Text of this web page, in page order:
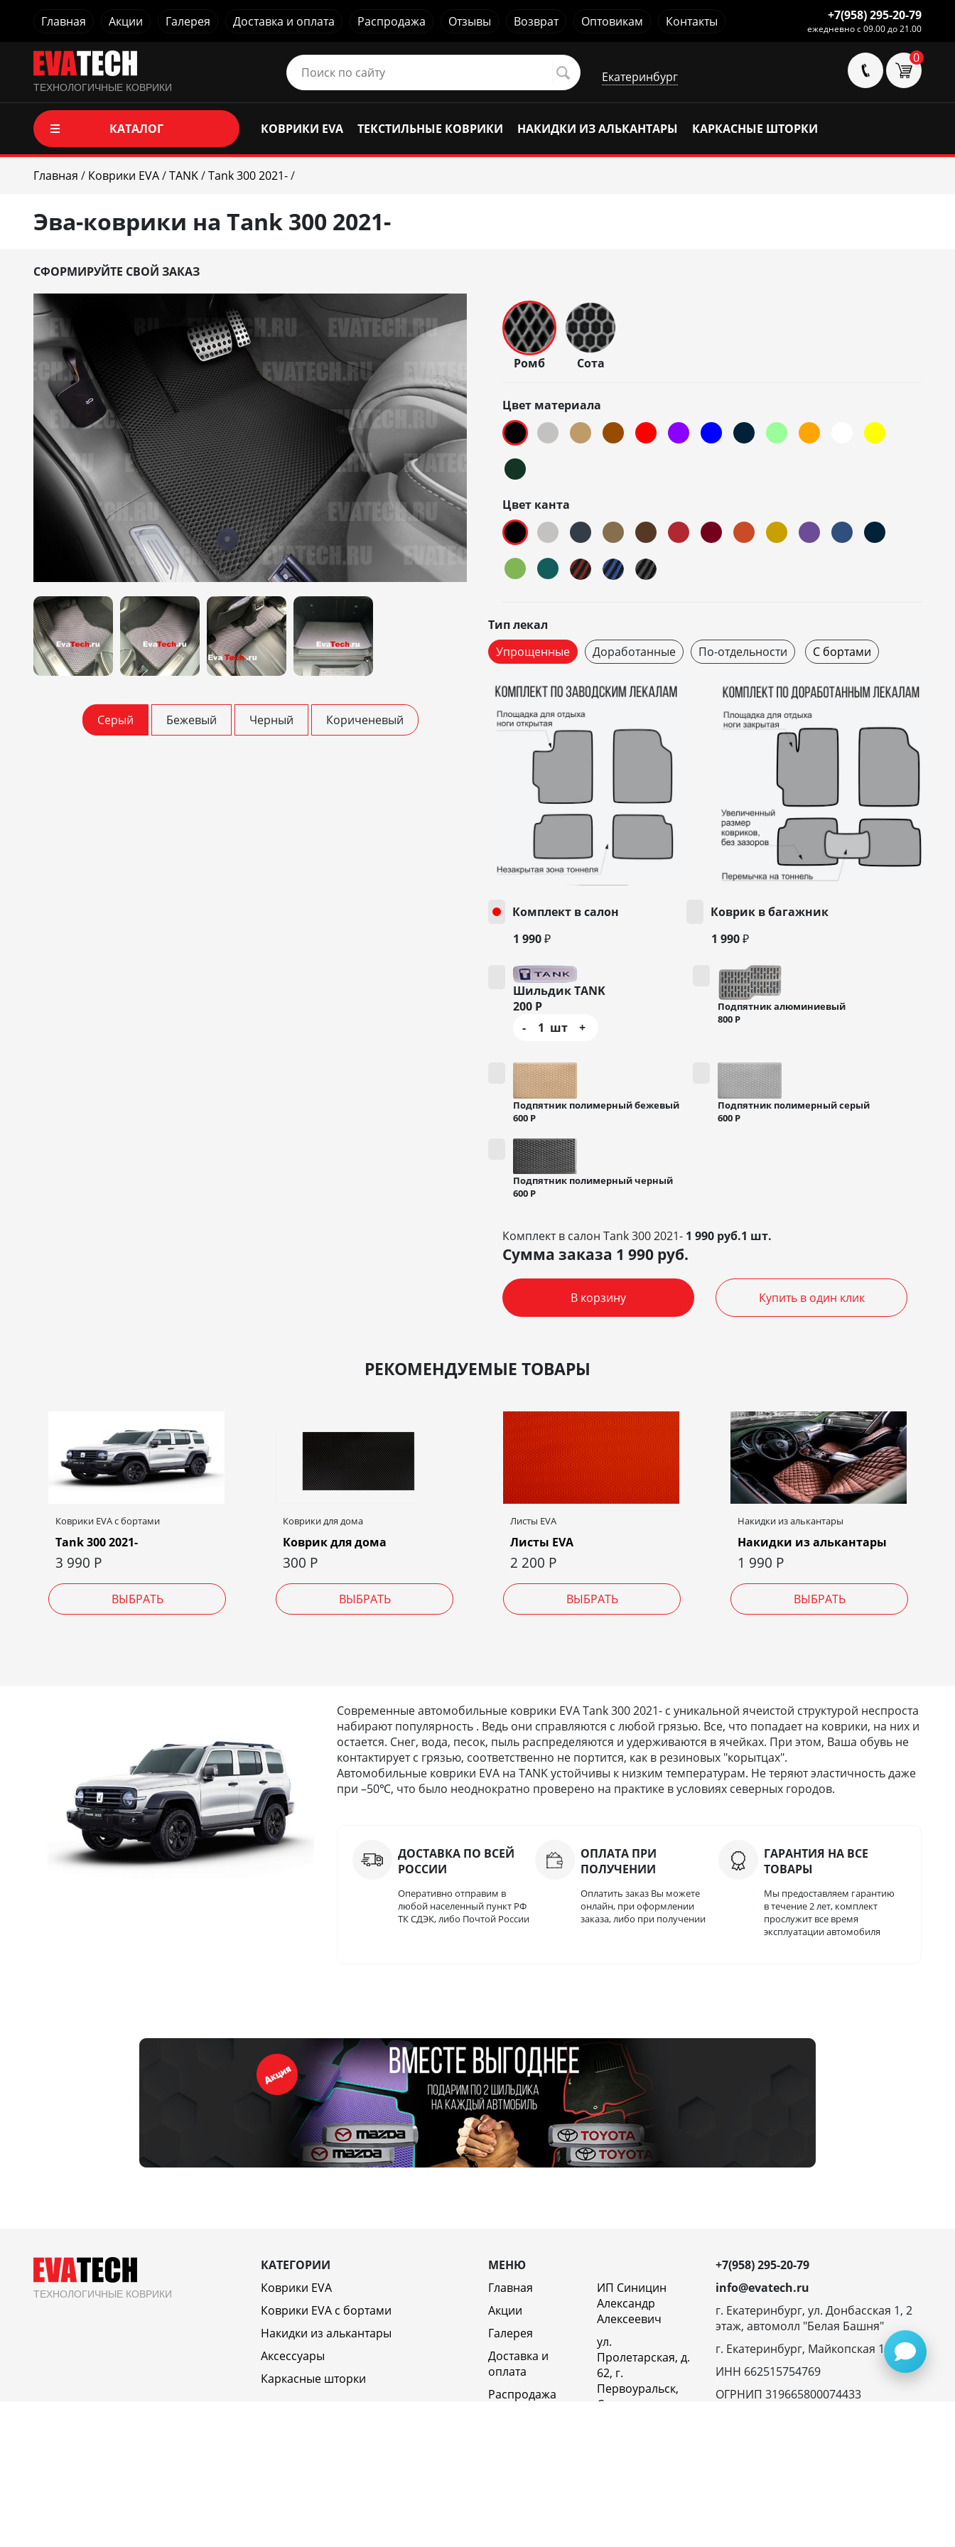
Главная Акции Галерея Доставка и оплата Распродажа Отзывы Возврат Оптовикам Контакты +7(958) 295-20-79
ежедневно с 09.00 до 21.00
ТЕХНОЛОГИЧНЫЕ КОВРИКИ
Екатеринбург
0
КАТАЛОГ КОВРИКИ EVA ТЕКСТИЛЬНЫЕ КОВРИКИ НАКИДКИ ИЗ АЛЬКАНТАРЫ КАРКАСНЫЕ ШТОРКИ
Главная / Коврики EVA/TANK/Tank 300 2021-/
Эва-коврики на Tank 300 2021-
СФОРМИРУЙТЕ СВОЙ ЗАКАЗ
Серый Бежевый Черный Кориченевый
Ромб Сота
Цвет материала
Цвет канта
Тип лекал
Упрощенные
Доработанные По-отдельности С бортами
Комплект в салон
1 990 ₽
Коврик в багажник
1 990 ₽
Шильдик TANK
200 Р
-
1 шт +
Подпятник алюминиевый
800 Р
Подпятник полимерный бежевый
600 Р
Подпятник полимерный серый
600 Р
Подпятник полимерный черный
600 Р
Комплект в салон Tank 300 2021- 1 990 руб.1 шт.
Сумма заказа 1 990 руб.
В корзину Купить в один клик
РЕКОМЕНДУЕМЫЕ ТОВАРЫ
Коврики EVA c бортами
Tank 300 2021-
3 990 Р
ВЫБРАТЬ
Коврики для дома
Коврик для дома
300 Р
ВЫБРАТЬ
Листы EVA
Листы EVA
2 200 Р
ВЫБРАТЬ
Накидки из алькантары
Накидки из алькантары
1 990 Р
ВЫБРАТЬ
Современные автомобильные коврики EVA Tank 300 2021- с уникальной ячеистой структурой неспроста
набирают популярность . Ведь они справляются с любой грязью. Все, что попадает на коврики, на них и
остается. Снег, вода, песок, пыль распределяются и удерживаются в ячейках. При этом, Ваша обувь не
контактирует с грязью, соответственно не портится, как в резиновых "корытцах".
Автомобильные коврики EVA на TANK устойчивы к низким температурам. Не теряют эластичность даже
при –50℃, что было неоднократно проверено на практике в условиях северных городов.
ДОСТАВКА ПО ВСЕЙ
РОССИИ
Оперативно отправим в
любой населенный пункт РФ
ТК СДЭК, либо Почтой России
ОПЛАТА ПРИ
ПОЛУЧЕНИИ
Оплатить заказ Вы можете
онлайн, при оформлении
заказа, либо при получении
ГАРАНТИЯ НА ВСЕ
ТОВАРЫ
Мы предоставляем гарантию
в течение 2 лет, комплект
прослужит все время
эксплуатации автомобиля
ТЕХНОЛОГИЧНЫЕ КОВРИКИ
КАТЕГОРИИ
Коврики EVA
Коврики EVA c бортами
Накидки из алькантары
Аксессуары
Каркасные шторки
МЕНЮ
Главная
Акции
Галерея
Доставка и
оплата
Распродажа
ИП Синицин
Александр
Алексеевич
ул.
Пролетарская, д.
62, г.
Первоуральск,
Свердловская
+7(958) 295-20-79
info@evatech.ru
г. Екатеринбург, ул. Донбасская 1, 2
этаж, автомолл "Белая Башня"
г. Екатеринбург, Майкопская 10
ИНН 662515754769
ОГРНИП 319665800074433